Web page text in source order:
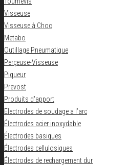
Visseuse
Visseuse à Choc
Metabo
Outillage Pneumatique
Perçeuse-Visseuse
Piqueur
Prevost
Produits d'apport
Electrodes de soudage a l’arc
Électrodes acier inoxydable
Électrodes basiques
Électrodes cellulosiques
Électrodes de rechargement dur